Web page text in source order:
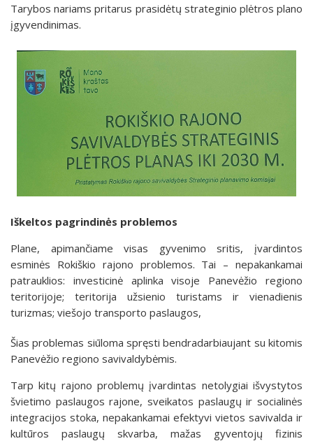
Tarybos nariams pritarus prasidėtų strateginio plėtros plano
įgyvendinimas.
Iškeltos pagrindinės problemos
Plane, apimančiame visas gyvenimo sritis, įvardintos
esminės Rokiškio rajono problemos. Tai – nepakankamai
patrauklios: investicinė aplinka visoje Panevėžio regiono
teritorijoje; teritorija užsienio turistams ir vienadienis
turizmas; viešojo transporto paslaugos,
Šias problemas siūloma spręsti bendradarbiaujant su kitomis
Panevėžio regiono savivaldybėmis.
Tarp kitų rajono problemų įvardintas netolygiai išvystytos
švietimo paslaugos rajone, sveikatos paslaugų ir socialinės
integracijos stoka, nepakankamai efektyvi vietos savivalda ir
kultūros paslaugų skvarba, mažas gyventojų fizinis